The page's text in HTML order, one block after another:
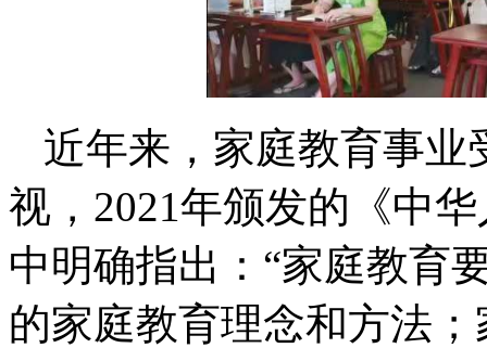
近年来，家庭教育事业
视，2021年颁发的《中
中明确指出：“家庭教育
的家庭教育理念和方法